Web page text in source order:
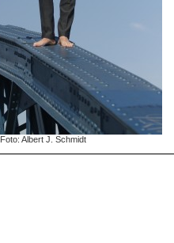
Foto: Albert J. Schmidt